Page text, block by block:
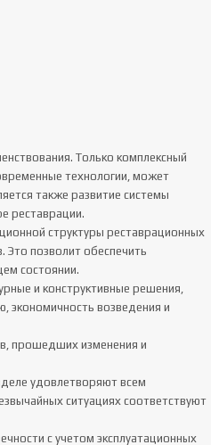
Только комплексный
технологии, может
также развитие системы
реставрации.
структуры реставрационных
позволит обеспечить
состоянии.
и конструктивные решения,
экономичность возведения и
прошедших изменения и
удовлетворяют всем
ситуациях соответствуют
с учетом эксплуатационных